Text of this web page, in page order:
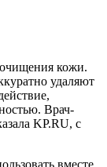
кожи.
удаляют
Врач-
KP.RU, с
вместе